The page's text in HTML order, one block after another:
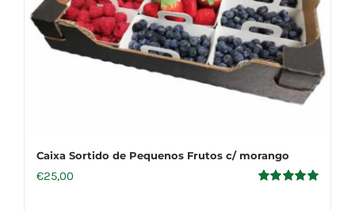
Caixa Sortido de Pequenos Frutos c/ morango
€25,00